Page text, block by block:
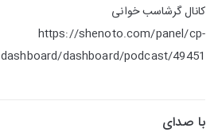
کانال گرشاسب خوانی
https://shenoto.com/panel/cp-
dashboard/dashboard/podcast/49451
با صدای